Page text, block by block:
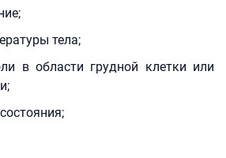
тела;
в области грудной клетки или